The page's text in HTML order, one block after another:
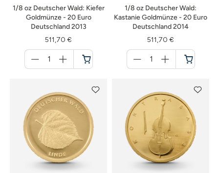
1/8 oz Deutscher Wald: Kiefer
Goldmünze - 20 Euro
Deutschland 2013
511,70 €
für
Warenkorb
1/8 oz Deutscher Wald:
Kastanie Goldmünze - 20 Euro
Deutschland 2014
511,70 €
für
Warenkorb